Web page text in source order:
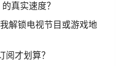
真实速度？
解锁电视节目或游戏地
阅才划算？